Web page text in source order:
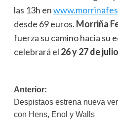
las 13h en
desde 69 euros. Morriña
fuerza su camino hacia su
celebrará el 26 y 27 de julio
Navegación
de
entradas
Anterior:
Despistaos estrena nueva
con Hens, Enol y Walls